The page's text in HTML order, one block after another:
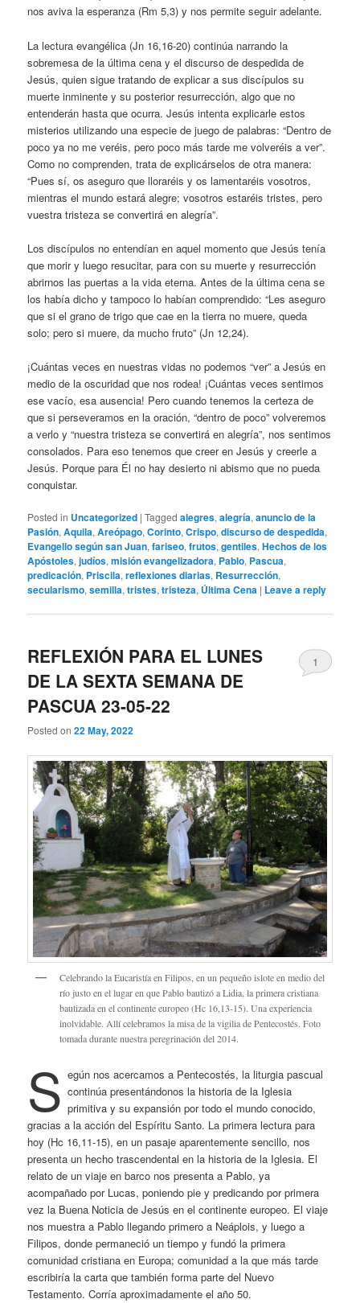
nos aviva la esperanza (Rm 5,3) y nos permite seguir adelante.
La lectura evangélica (Jn 16,16-20) continúa narrando la
sobremesa de la última cena y el discurso de despedida de
Jesús, quien sigue tratando de explicar a sus discípulos su
muerte inminente y su posterior resurrección, algo que no
entenderán hasta que ocurra. Jesús intenta explicarle estos
misterios utilizando una especie de juego de palabras: “Dentro de
poco ya no me veréis, pero poco más tarde me volveréis a ver”.
Como no comprenden, trata de explicárselos de otra manera:
“Pues sí, os aseguro que lloraréis y os lamentaréis vosotros,
mientras el mundo estará alegre; vosotros estaréis tristes, pero
vuestra tristeza se convertirá en alegría”.
Los discípulos no entendían en aquel momento que Jesús tenía
que morir y luego resucitar, para con su muerte y resurrección
abrirnos las puertas a la vida eterna. Antes de la última cena se
los había dicho y tampoco lo habían comprendido: “Les aseguro
que si el grano de trigo que cae en la tierra no muere, queda
solo; pero si muere, da mucho fruto” (Jn 12,24).
¡Cuántas veces en nuestras vidas no podemos “ver” a Jesús en
medio de la oscuridad que nos rodea! ¡Cuántas veces sentimos
ese vacío, esa ausencia! Pero cuando tenemos la certeza de
que si perseveramos en la oración, “dentro de poco” volveremos
a verlo y “nuestra tristeza se convertirá en alegría”, nos sentimos
consolados. Para eso tenemos que creer en Jesús y creerle a
Jesús. Porque para Él no hay desierto ni abismo que no pueda
conquistar.
Posted in Uncategorized |Tagged alegres,alegría,anuncio de la
Pasión,Aquila,Areópago,Corinto,Crispo,discurso de despedida,
Evangelio según san Juan,fariseo,frutos,gentiles,Hechos de los
Apóstoles,judíos,misión evangelizadora, Pablo, Pascua,
predicación, Priscila,reflexiones diarias, Resurrección,
secularismo,semilla,tristes,tristeza, Última Cena | Leave a reply
REFLEXIÓN PARA EL LUNES
DE LA SEXTA SEMANA DE
PASCUA 23-05-22
Posted on22 May, 2022
1
Celebrando la Eucaristía en Filipos, en un pequeño islote en medio del
río justo en el lugar en que Pablo bautizó a Lidia, la primera cristiana
bautizada en el continente europeo (Hc 16,13-15). Una experiencia
inolvidable. Allí celebramos la misa de la vigilia de Pentecostés. Foto
tomada durante nuestra peregrinación del 2014.
S egún nos acercamos a Pentecostés, la liturgia pascual
continúa presentándonos la historia de la Iglesia
primitiva y su expansión por todo el mundo conocido,
gracias a la acción del Espíritu Santo. La primera lectura para
hoy (Hc 16,11-15), en un pasaje aparentemente sencillo, nos
presenta un hecho trascendental en la historia de la Iglesia. El
relato de un viaje en barco nos presenta a Pablo, ya
acompañado por Lucas, poniendo pie y predicando por primera
vez la Buena Noticia de Jesús en el continente europeo. El viaje
nos muestra a Pablo llegando primero a Neáplois, y luego a
Filipos, donde permaneció un tiempo y fundó la primera
comunidad cristiana en Europa; comunidad a la que más tarde
escribiría la carta que también forma parte del Nuevo
Testamento. Corría aproximadamente el año 50.